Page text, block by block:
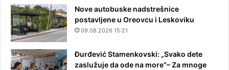
Nove autobuske nadstrešnice
postavljene u Oreovcu i Leskoviku
09.08.2026 15:21
Đurđević Stamenkovski: „Svako dete
zaslužuje da ode na more“– Za mnoge